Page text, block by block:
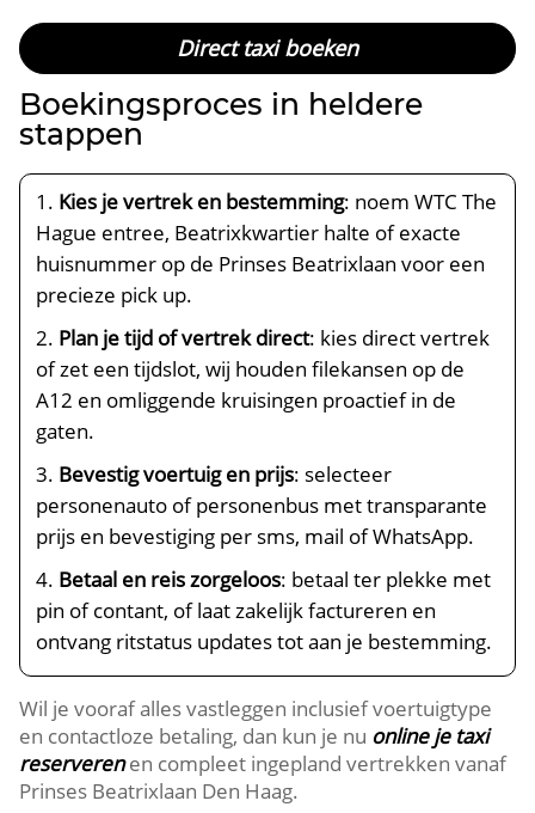
Direct taxi boeken
Boekingsproces in heldere
stappen
Kies je vertrek en bestemming: noem WTC The
Hague entree, Beatrixkwartier halte of exacte
huisnummer op de Prinses Beatrixlaan voor een
precieze pick up.
Plan je tijd of vertrek direct: kies direct vertrek
of zet een tijdslot, wij houden filekansen op de
A12 en omliggende kruisingen proactief in de
gaten.
Bevestig voertuig en prijs: selecteer
personenauto of personenbus met transparante
prijs en bevestiging per sms, mail of WhatsApp.
Betaal en reis zorgeloos: betaal ter plekke met
pin of contant, of laat zakelijk factureren en
ontvang ritstatus updates tot aan je bestemming.
Wil je vooraf alles vastleggen inclusief voertuigtype
en contactloze betaling, dan kun je nu online je taxi
reserverenen compleet ingepland vertrekken vanaf
Prinses Beatrixlaan Den Haag.